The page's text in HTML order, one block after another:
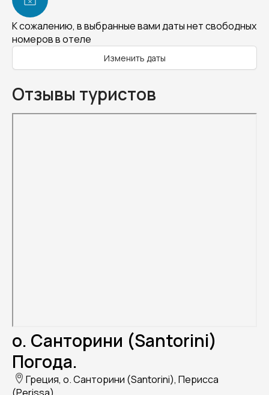
К сожалению, в выбранные вами даты нет свободных
номеров в отеле
Изменить даты
Отзывы туристов
о. Санторини (Santorini)
Погода.
Греция, о. Санторини (Santorini), Перисса